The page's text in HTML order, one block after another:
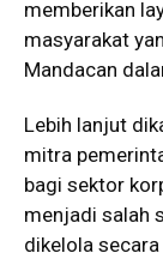
memberikan
masyarakat
Mandacan
Lebih lanjut
mitra
bagi sektor
menjadi salah
dikelola